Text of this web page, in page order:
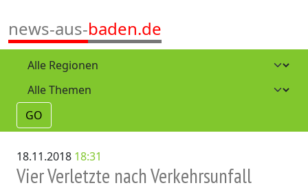
news-aus-baden.de
GO
18.11.2018 18:31
Vier Verletzte nach Verkehrsunfall